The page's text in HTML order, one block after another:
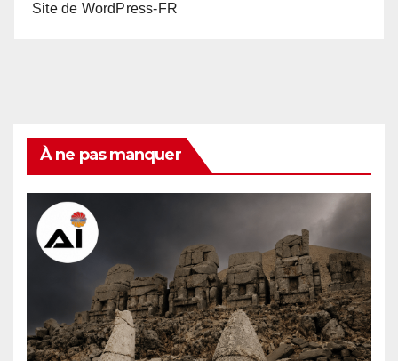
Site de WordPress-FR
À ne pas manquer